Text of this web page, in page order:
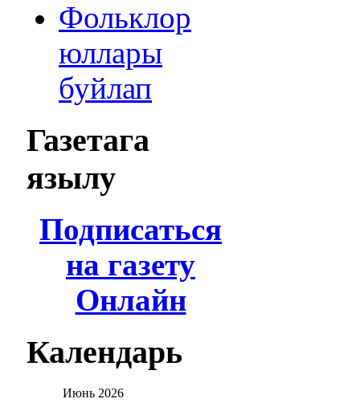
Фольклор
юллары
буйлап
Газетага
язылу
Подписаться
на газету
Онлайн
Календарь
Июнь 2026